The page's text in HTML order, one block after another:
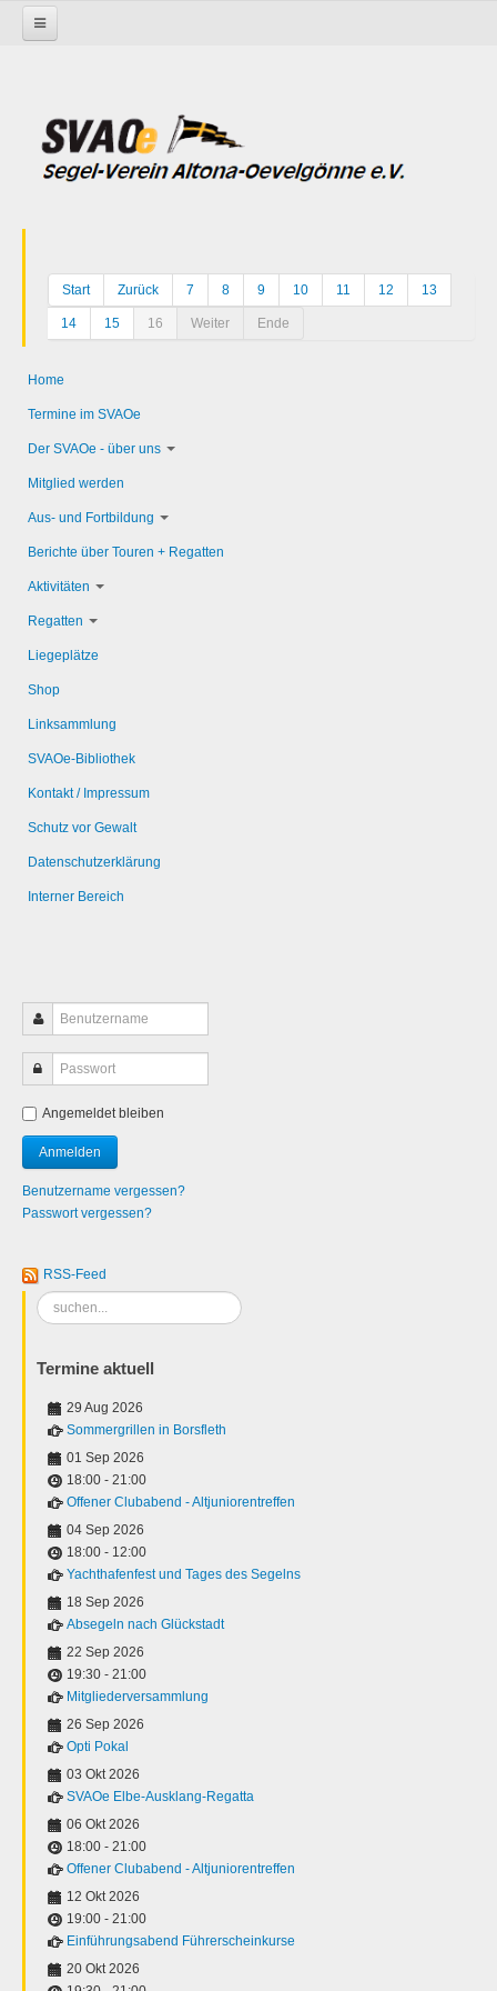
Start Zurück 7 8 9 10 11 12 13
14 15 16 Weiter Ende
Home
Termine im SVAOe
Der SVAOe - über uns
Mitglied werden
Aus- und Fortbildung
Berichte über Touren + Regatten
Aktivitäten
Regatten
Liegeplätze
Shop
Linksammlung
SVAOe-Bibliothek
Kontakt / Impressum
Schutz vor Gewalt
Datenschutzerklärung
Interner Bereich
Angemeldet bleiben
Benutzername vergessen?
Passwort vergessen?
RSS-Feed
Suchen
...
Termine aktuell
29 Aug 2026
Sommergrillen in Borsfleth
01 Sep 2026
18:00 - 21:00
Offener Clubabend - Altjuniorentreffen
04 Sep 2026
18:00 - 12:00
Yachthafenfest und Tages des Segelns
18 Sep 2026
Absegeln nach Glückstadt
22 Sep 2026
19:30 - 21:00
Mitgliederversammlung
26 Sep 2026
Opti Pokal
03 Okt 2026
SVAOe Elbe-Ausklang-Regatta
06 Okt 2026
18:00 - 21:00
Offener Clubabend - Altjuniorentreffen
12 Okt 2026
19:00 - 21:00
Einführungsabend Führerscheinkurse
20 Okt 2026